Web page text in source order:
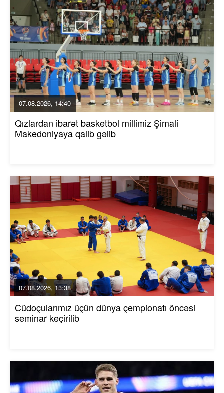
07.08.2026, 14:40
Qızlardan ibarət basketbol millimiz Şimali
Makedoniyaya qalib gəlib
07.08.2026, 13:38
Cüdoçularımız üçün dünya çempionatı öncəsi
seminar keçirilib